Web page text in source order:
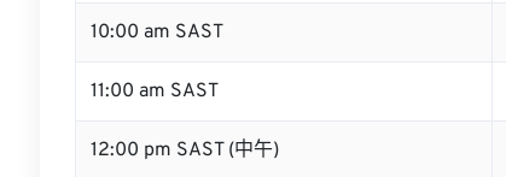
10:00 am SAST
11:00 am SAST
12:00 pm SAST (中午)